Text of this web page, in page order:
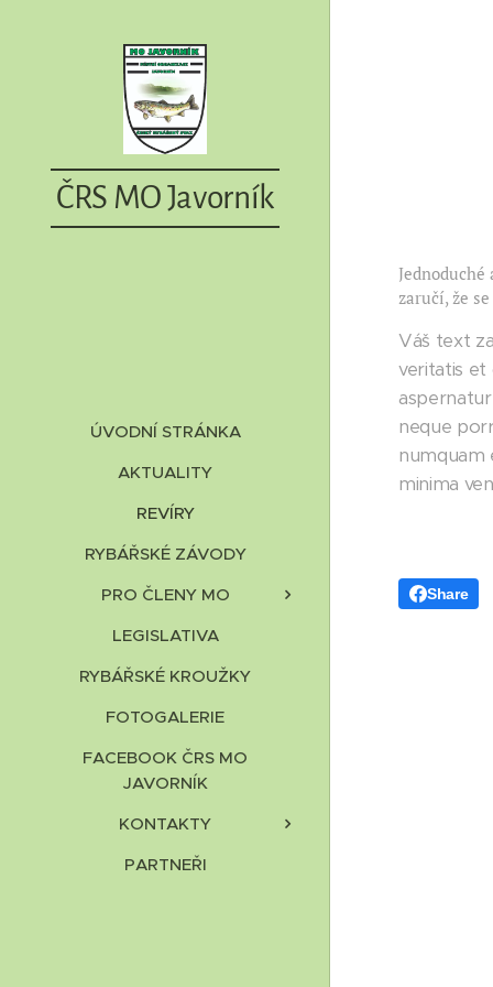
ČRS MOJavorník
ÚVODNÍ STRÁNKA
AKTUALITY
REVÍRY
RYBÁŘSKÉ ZÁVODY
PRO ČLENY MO
LEGISLATIVA
RYBÁŘSKÉ KROUŽKY
FOTOGALERIE
FACEBOOK ČRS MO
JAVORNÍK
KONTAKTY
PARTNEŘI
zaručí, že
Váš text
veritatis et
neque
numquam
minima
Share